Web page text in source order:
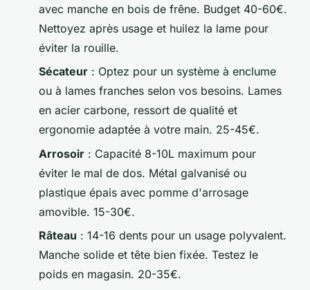
avec manche en bois de frêne. Budget 40-60€.
Nettoyez après usage et huilez la lame pour
éviter la rouille.
Sécateur : Optez pour un système à enclume
ou à lames franches selon vos besoins. Lames
en acier carbone, ressort de qualité et
ergonomie adaptée à votre main. 25-45€.
Arrosoir : Capacité 8-10L maximum pour
éviter le mal de dos. Métal galvanisé ou
plastique épais avec pomme d'arrosage
amovible. 15-30€.
Râteau : 14-16 dents pour un usage polyvalent.
Manche solide et tête bien fixée. Testez le
poids en magasin. 20-35€.